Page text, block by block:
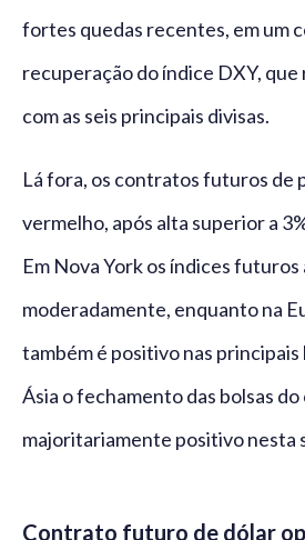
fortes quedas recentes, em um
recuperação do índice DXY, que
com as seis principais divisas.
Lá fora, os contratos futuros de
vermelho, após alta superior a
Em Nova York os índices
moderadamente, enquanto na
também é positivo nas principais
Ásia o fechamento das bolsas
majoritariamente positivo nesta
Contrato futuro de dólar